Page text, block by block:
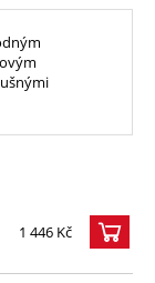
1 446 Kč